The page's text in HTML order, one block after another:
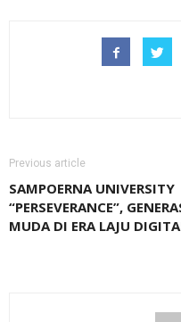
Previous article
SAMPOERNA UNIVERSITY
“PERSEVERANCE”,
MUDA DI ERA LAJU